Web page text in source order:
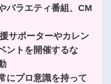
バラエティ番組、CM
サポーターやカレン
ントを開催するな
にプロ意識を持って